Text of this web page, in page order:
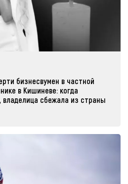
бизнесвумен в частной
в Кишиневе: когда
владелица сбежала из страны